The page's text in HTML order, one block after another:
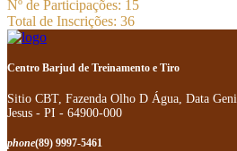
Nº de Participações: 15
Total de Inscrições: 36
Centro Barjud de Treinamento e Tiro
Sitio CBT, Fazenda Olho D Água, Data
Jesus - PI - 64900-000
phone(89) 9997-5461